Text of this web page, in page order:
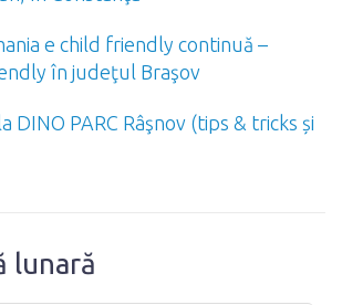
e child friendly continuă –
în judeţul Braşov
DINO PARC Râşnov (tips & tricks și
lunară